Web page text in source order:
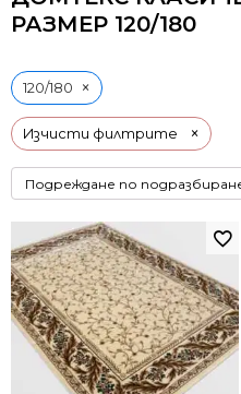
РАЗМЕР 120/180
Изчисти филтрите ×
120/180 ×